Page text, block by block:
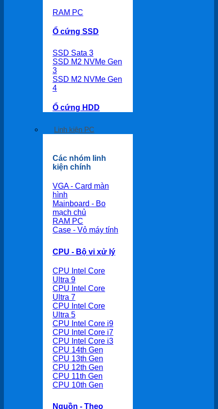
RAM PC
Ổ cứng SSD
SSD Sata 3
SSD M2 NVMe Gen
3
SSD M2 NVMe Gen
4
Ổ cứng HDD
Linh kiện PC
Các nhóm linh
kiện chính
VGA - Card màn
hình
Mainboard - Bo
mạch chủ
RAM PC
Case - Vỏ máy tính
CPU - Bộ vi xử lý
CPU Intel Core
Ultra 9
CPU Intel Core
Ultra 7
CPU Intel Core
Ultra 5
CPU Intel Core i9
CPU Intel Core i7
CPU Intel Core i3
CPU 14th Gen
CPU 13th Gen
CPU 12th Gen
CPU 11th Gen
CPU 10th Gen
Nguồn - Theo